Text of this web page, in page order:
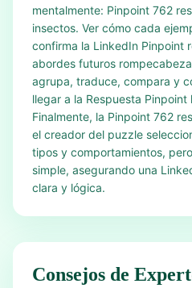
mentalmente: Pinpoint 762
insectos. Ver cómo cada
confirma la LinkedIn Pinpoint
abordes futuros
agrupa, traduce, compara y
llegar a la Respuesta
Finalmente, la Pinpoint 762
el creador del puzzle
tipos y comportamientos,
simple, asegurando una
clara y lógica.
Consejos de